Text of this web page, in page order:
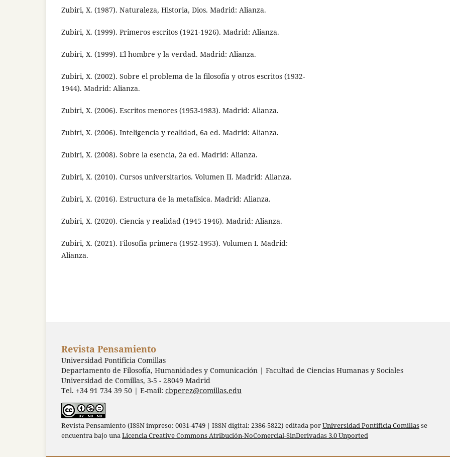
Zubiri, X. (1987). Naturaleza, Historia, Dios. Madrid: Alianza.
Zubiri, X. (1999). Primeros escritos (1921-1926). Madrid: Alianza.
Zubiri, X. (1999). El hombre y la verdad. Madrid: Alianza.
Zubiri, X. (2002). Sobre el problema de la filosofía y otros escritos (1932-
1944). Madrid: Alianza.
Zubiri, X. (2006). Escritos menores (1953-1983). Madrid: Alianza.
Zubiri, X. (2006). Inteligencia y realidad, 6a ed. Madrid: Alianza.
Zubiri, X. (2008). Sobre la esencia, 2a ed. Madrid: Alianza.
Zubiri, X. (2010). Cursos universitarios. Volumen II. Madrid: Alianza.
Zubiri, X. (2016). Estructura de la metafísica. Madrid: Alianza.
Zubiri, X. (2020). Ciencia y realidad (1945-1946). Madrid: Alianza.
Zubiri, X. (2021). Filosofía primera (1952-1953). Volumen I. Madrid:
Alianza.
Revista Pensamiento
Universidad Pontificia Comillas
Departamento de Filosofía, Humanidades y Comunicación | Facultad de Ciencias Humanas y Sociales
Universidad de Comillas, 3-5 - 28049 Madrid
Tel. +34 91 734 39 50 | E-mail: cbperez@comillas.edu
Revista Pensamiento (ISSN impreso: 0031-4749 | ISSN digital: 2386-5822) editada porUniversidad Pontificia Comillasse
encuentra bajo unaLicencia Creative Commons Atribución-NoComercial-SinDerivadas 3.0 Unported